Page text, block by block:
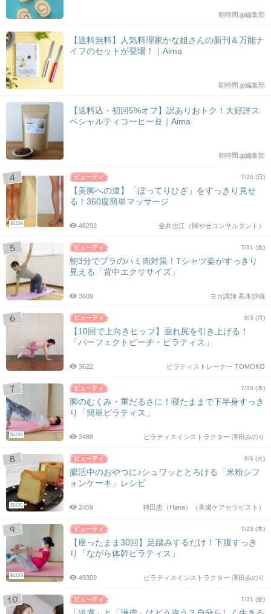
朝時間.jp編集部
【送料無料】人気料理家かな姐さんの新刊＆万能ナ
イフのセットが登場！｜Aima
朝時間.jp編集部
【送料込・初回5%オフ】訳ありおトク！大好評ス
ペシャルティコーヒー豆｜Aima
朝時間.jp編集部
BLOG
7/26 (日)
【美脚への道】「ぼってりひざ」をすっきり見せ
る！360度簡単マッサージ
金井志江（脚やせコンサルタント）
46292
7/31 (金)
朝3分でブラのハミ肉対策！Tシャツ姿がすっきり
見える「背中エクササイズ」
ヨガ講師 高木沙織
3609
8/3 (月)
【10回で上向きヒップ】垂れ尻を引き上げる！
「パーフェクトピーチ・ピラティス」
ピラティストレーナー TOMOKO
3622
BLOG
7/30 (木)
脚のむくみ・重だるさに！寝たままで下半身すっき
り「簡単ピラティス」
ピラティスインストラクター 澤田みのり
2488
BLOG
8/4 (火)
腸活中のおやつに♪シュワッととろける「米粉シフ
ォンケーキ」レシピ
神田恵（Hana）（美腸ケアセラピスト）
2459
BLOG
7/23 (木)
【座ったまま30回】足踏みするだけ！下腹すっき
り「ながら体幹ピラティス」
ピラティスインストラクター 澤田みのり
49309
7/31 (金)